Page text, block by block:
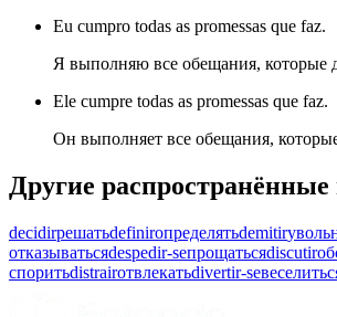
Eu cumpro todas as promessas que faz.
Я выполняю все обещания, которые
Ele cumpre todas as promessas que faz.
Он выполняет все обещания,
Другие распространённые
decidirрешатьdefinirопределятьdemitir
отказыватьсяdespedir-seпрощатьсяdiscutir
споритьdistrairотвлекатьdivertir-se